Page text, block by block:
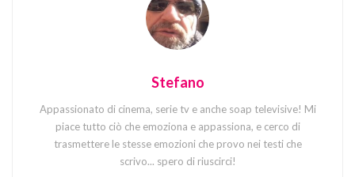
Stefano
Appassionato di cinema, serie tv e anche soap televisive! Mi
piace tutto ciò che emoziona e appassiona, e cerco di
trasmettere le stesse emozioni che provo nei testi che
scrivo... spero di riuscirci!